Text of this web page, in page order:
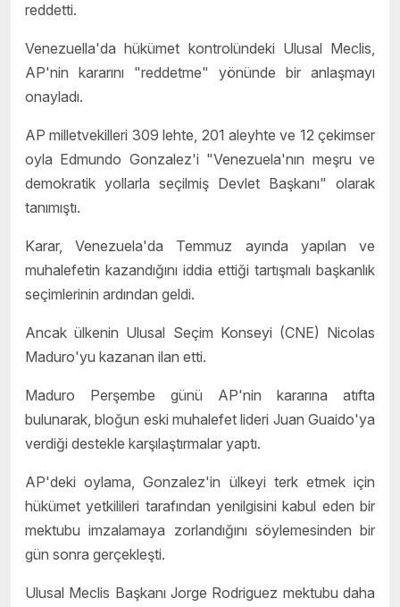
reddetti.
Venezuella'da hükümet kontrolündeki Ulusal Meclis,
AP'nin kararını "reddetme" yönünde bir anlaşmayı
onayladı.
AP milletvekilleri 309 lehte, 201 aleyhte ve 12 çekimser
oyla Edmundo Gonzalez'i "Venezuela'nın meşru ve
demokratik yollarla seçilmiş Devlet Başkanı" olarak
tanımıştı.
Karar, Venezuela'da Temmuz ayında yapılan ve
muhalefetin kazandığını iddia ettiği tartışmalı başkanlık
seçimlerinin ardından geldi.
Ancak ülkenin Ulusal Seçim Konseyi (CNE) Nicolas
Maduro'yu kazanan ilan etti.
Maduro Perşembe günü AP'nin kararına atıfta
bulunarak, bloğun eski muhalefet lideri Juan Guaido'ya
verdiği destekle karşılaştırmalar yaptı.
AP'deki oylama, Gonzalez'in ülkeyi terk etmek için
hükümet yetkilileri tarafından yenilgisini kabul eden bir
mektubu imzalamaya zorlandığını söylemesinden bir
gün sonra gerçekleşti.
Ulusal Meclis Başkanı Jorge Rodriguez mektubu daha